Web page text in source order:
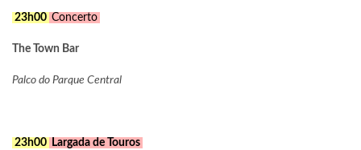
23h00 Concerto
The Town Bar
Palco do Parque Central
23h00 Largada de Touros